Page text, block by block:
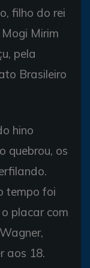
filho do rei
Mirim
pela
Brasileiro
hino
quebrou, os
tempo foi
placar com
aos 18.